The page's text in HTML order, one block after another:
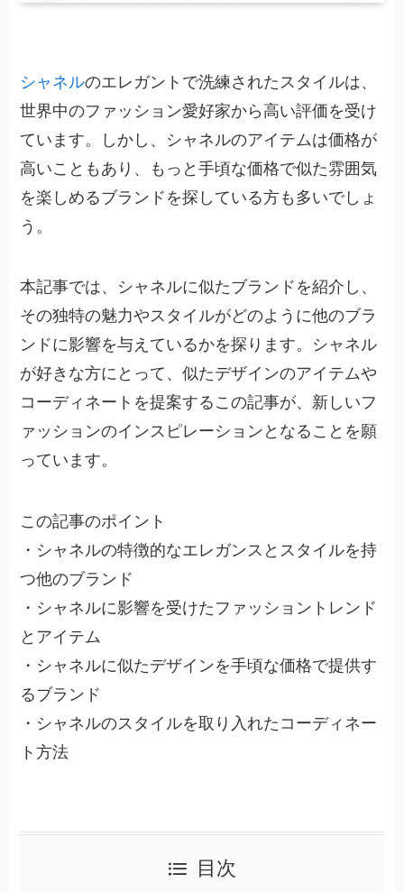
シャネルのエレガントで洗練されたスタイルは、
世界中のファッション愛好家から高い評価を受け
ています。しかし、シャネルのアイテムは価格が
高いこともあり、もっと手頃な価格で似た雰囲気
を楽しめるブランドを探している方も多いでしょ
う。
本記事では、シャネルに似たブランドを紹介し、
その独特の魅力やスタイルがどのように他のブラ
ンドに影響を与えているかを探ります。シャネル
が好きな方にとって、似たデザインのアイテムや
コーディネートを提案するこの記事が、新しいフ
ァッションのインスピレーションとなることを願
っています。
この記事のポイント
・シャネルの特徴的なエレガンスとスタイルを持
つ他のブランド
・シャネルに影響を受けたファッショントレンド
とアイテム
・シャネルに似たデザインを手頃な価格で提供す
るブランド
・シャネルのスタイルを取り入れたコーディネー
ト方法
目次